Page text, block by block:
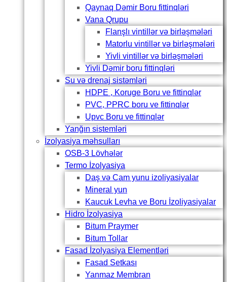
Qaynaq Dəmir Boru fittinqləri
Vana Qrupu
Flanşlı vintillər və birləşmələri
Matorlu vintillər və birləşmələri
Yivli vintillər və birləşmələri
Yivli Dəmir boru fittinqləri
Su və drenaj sistəmləri
HDPE , Koruge Boru ve fittinqlər
PVC, PPRC boru ve fittinqlər
Upvc Boru ve fittinqlər
Yanğın sistemləri
İzolyasiya məhsulları
OSB-3 Lövhələr
Termo İzolyasiya
Daş və Cam yunu izoliyasiyalar
Mineral yun
Kaucuk Levha ve Boru İzoliyasiyalar
Hidro İzolyasiya
Bitum Praymer
Bitum Tollar
Fasad İzolyasiya Elementləri
Fasad Setkası
Yanmaz Membran